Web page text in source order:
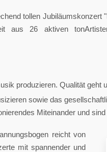
tollen
aus 26 aktiven
produzieren. Qualität geht
sowie das
Miteinander und
reicht von
mit spannender und